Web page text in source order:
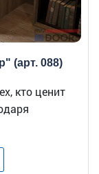
(арт. 088)
кто ценит